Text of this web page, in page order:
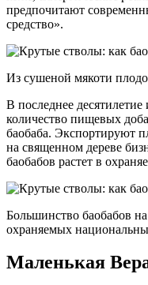
предпочитают
средство».
Из сушеной мякоти
В последнее
количество пищевых
баобаба. Экспортируют
на священном дереве
баобабов растет в
Большинство баобабов
охраняемых
Маленькая